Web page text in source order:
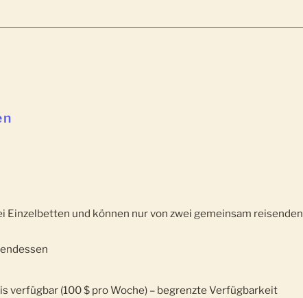
Einzelbetten und können nur von zwei gemeinsam reisenden
verfügbar (100 $ pro Woche) – begrenzte Verfügbarkeit